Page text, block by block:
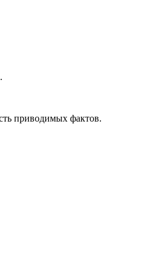
приводимых фактов.